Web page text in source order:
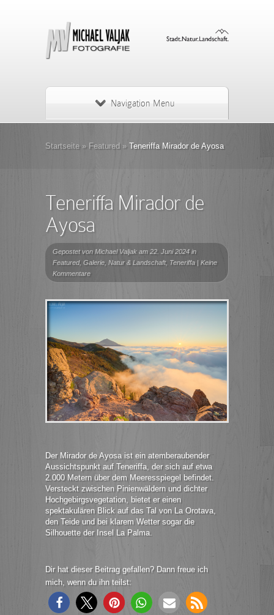
Navigation Menu
Startseite » Featured » Teneriffa Mirador de Ayosa
Teneriffa Mirador de
Ayosa
Gepostet von Michael Valjak am 22. Juni 2024 in
Featured, Galerie Natur & Landschaft, Teneriffa | Keine
Kommentare
Der Mirador de Ayosa ist ein atemberaubender
Aussichtspunkt auf Teneriffa, der sich auf etwa
2.000 Metern über dem Meeresspiegel befindet.
Versteckt zwischen Pinienwäldern und dichter
Hochgebirgsvegetation, bietet er einen
spektakulären Blick auf das Tal von La Orotava,
den Teide und bei klarem Wetter sogar die
Silhouette der Insel La Palma.
Dir hat dieser Beitrag gefallen? Dann freue ich
mich, wenn du ihn teilst: